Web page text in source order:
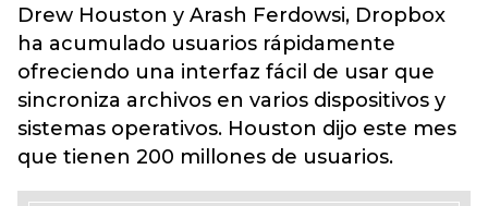
Drew Houston y Arash Ferdowsi, Dropbox
ha acumulado usuarios rápidamente
ofreciendo una interfaz fácil de usar que
sincroniza archivos en varios dispositivos y
sistemas operativos. Houston dijo este mes
que tienen 200 millones de usuarios.